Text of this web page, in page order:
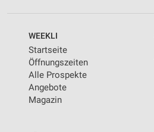
WEEKLI
Startseite
Öffnungszeiten
Alle Prospekte
Angebote
Magazin